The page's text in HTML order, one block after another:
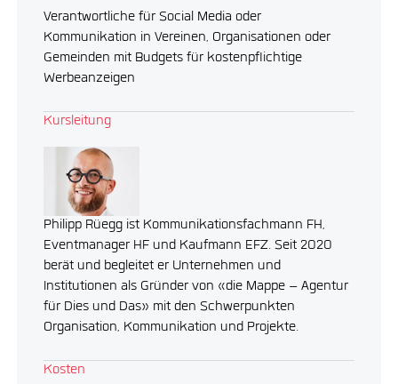
Verantwortliche für Social Media oder
Kommunikation in Vereinen, Organisationen oder
Gemeinden mit Budgets für kostenpflichtige
Werbeanzeigen
Kursleitung
Philipp Rüegg ist Kommunikationsfachmann FH,
Eventmanager HF und Kaufmann EFZ. Seit 2020
berät und begleitet er Unternehmen und
Institutionen als Gründer von «die Mappe – Agentur
für Dies und Das» mit den Schwerpunkten
Organisation, Kommunikation und Projekte.
Kosten